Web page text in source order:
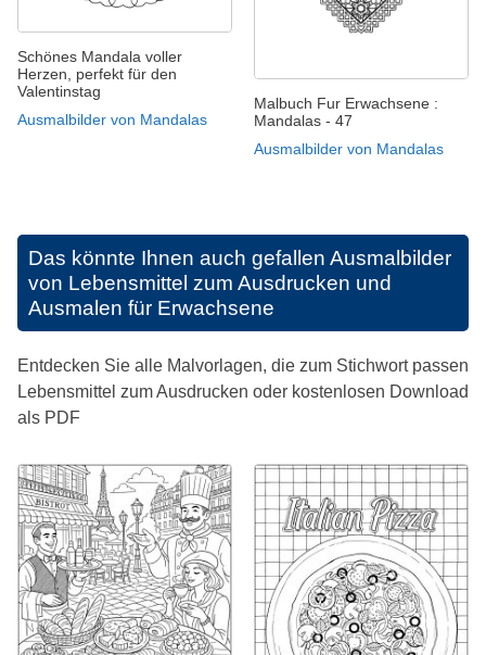
Schönes Mandala voller
Herzen, perfekt für den
Valentinstag
Ausmalbilder von Mandalas
Malbuch Fur Erwachsene :
Mandalas - 47
Ausmalbilder von Mandalas
Das könnte Ihnen auch gefallen Ausmalbilder
von Lebensmittel zum Ausdrucken und
Ausmalen für Erwachsene
Entdecken Sie alle Malvorlagen, die zum Stichwort passen
Lebensmittel zum Ausdrucken oder kostenlosen Download
als PDF